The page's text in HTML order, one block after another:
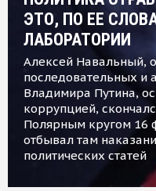
ЭТО, ПО ЕЕ
ЛАБОРАТОРИИ
Алексей Навальный,
последовательных и
Владимира Путина,
коррупцией,
Полярным кругом 16
отбывал там
политических статей